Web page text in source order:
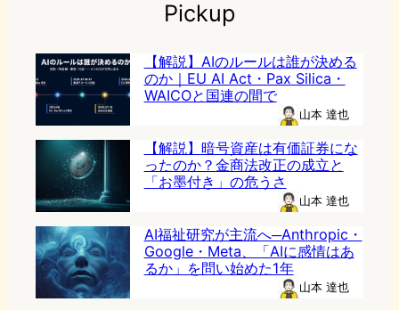
Pickup
【解説】AIのルールは誰が決める
のか｜EU AI Act・Pax Silica・
WAICOと国連の間で
山本 達也
【解説】暗号資産は有価証券にな
ったのか？金商法改正の成立と
「お墨付き」の危うさ
山本 達也
AI福祉研究が主流へ─Anthropic・
Google・Meta、「AIに感情はあ
るか」を問い始めた1年
山本 達也